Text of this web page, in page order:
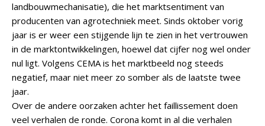
landbouwmechanisatie), die het marktsentiment van
producenten van agrotechniek meet. Sinds oktober vorig
jaar is er weer een stijgende lijn te zien in het vertrouwen
in de marktontwikkelingen, hoewel dat cijfer nog wel onder
nul ligt. Volgens CEMA is het marktbeeld nog steeds
negatief, maar niet meer zo somber als de laatste twee
jaar.
Over de andere oorzaken achter het faillissement doen
veel verhalen de ronde. Corona komt in al die verhalen